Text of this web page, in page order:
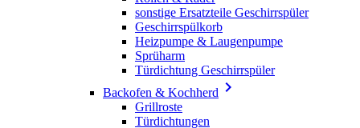
sonstige Ersatzteile Geschirrspüler
Geschirrspülkorb
Heizpumpe & Laugenpumpe
Sprüharm
Türdichtung Geschirrspüler
Backofen & Kochherd 
Grillroste
Türdichtungen